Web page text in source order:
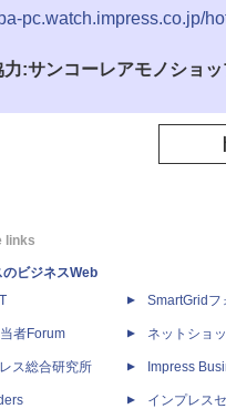
pc.watch.impress.co.jp/
力:サンコーレアモノショ
links
のビジネスWeb
者Forum
ス総合研究所
SmartGridフ
ネットショ
Impress
インプレス